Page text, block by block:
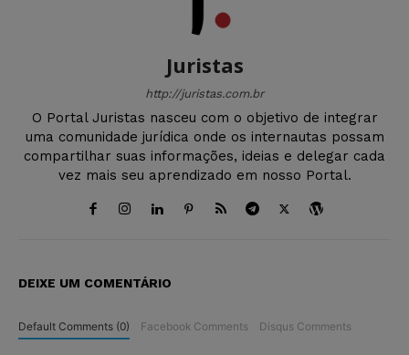
Juristas
http://juristas.com.br
O Portal Juristas nasceu com o objetivo de integrar
uma comunidade jurídica onde os internautas possam
compartilhar suas informações, ideias e delegar cada
vez mais seu aprendizado em nosso Portal.
DEIXE UM COMENTÁRIO
Default Comments (0) Facebook Comments Disqus Comments